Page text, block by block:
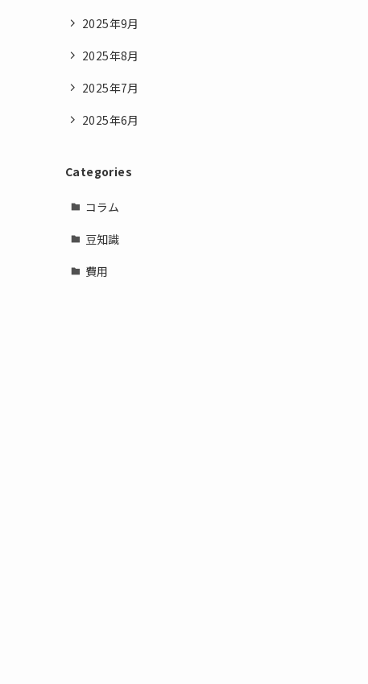
2025年9月
2025年8月
2025年7月
2025年6月
Categories
コラム
豆知識
費用